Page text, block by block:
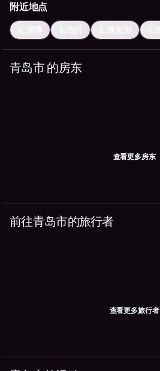
附近地点
临沂 淮安市
青岛市 的房东
查看更多房东
前往青岛市的旅行者
查看更多旅行者